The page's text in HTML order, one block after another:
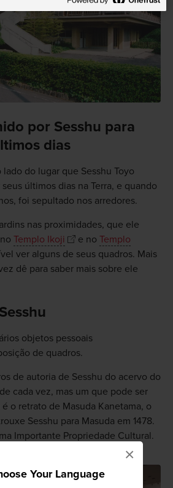
Your Language
×
por Sesshu para
dias
do lugar que Sesshu Toyo
últimos dias na Terra, e quando
foi sepultado nos arredores.
nas proximidades, que ele
Templo Ikoji e no Templo
ver alguns de seus quadros. Mais
dê para saber mais sobre ele
objetos pessoais
de quadros.
de autoria de Sesshu do acervo do
cada vez, mas um que pode ser
o retrato de Masuda Kanetama, o
Sesshu para Masuda em 1478.
Importante Propriedade Cultural.